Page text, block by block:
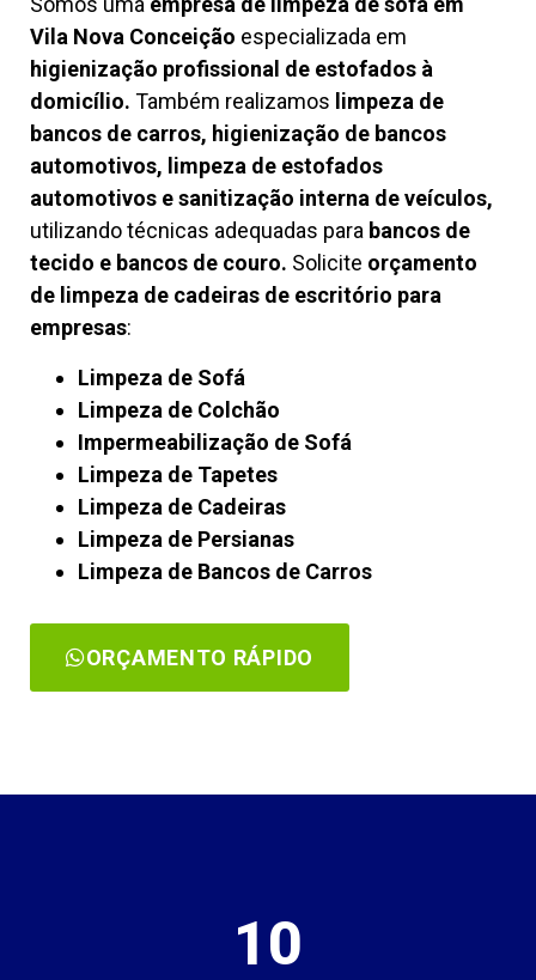
Vila Nova Conceição especializada em
higienização profissional de estofados à
domicílio. Também realizamos limpeza de
bancos de carros, higienização de bancos
automotivos, limpeza de estofados
automotivos e sanitização interna de veículos,
utilizando técnicas adequadas para bancos de
tecido e bancos de couro. Solicite orçamento
de limpeza de cadeiras de escritório para
empresas:
Limpeza de Sofá
Limpeza de Colchão
Impermeabilização de Sofá
Limpeza de Tapetes
Limpeza de Cadeiras
Limpeza de Persianas
Limpeza de Bancos de Carros
ORÇAMENTO RÁPIDO
10